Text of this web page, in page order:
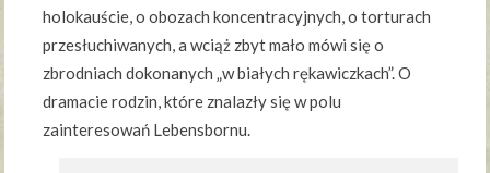
holokauście, o obozach koncentracyjnych, o torturach
przesłuchiwanych, a wciąż zbyt mało mówi się o
zbrodniach dokonanych „w białych rękawiczkach”. O
dramacie rodzin, które znalazły się w polu
zainteresowań Lebensbornu.